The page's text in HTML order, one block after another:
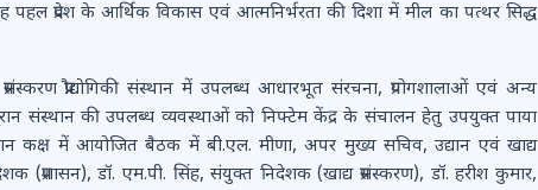
पहल प्रदेश के आर्थिक विकास एवं आत्मनिर्भरता की दिशा में मील का पत्थर सिद्ध
प्रौद्योगिकी संस्थान में उपलब्ध आधारभूत संरचना, प्रयोगशालाओं एवं अन्य
संस्थान की उपलब्ध व्यवस्थाओं को निफ्टेम केंद्र के संचालन हेतु उपयुक्त पाया
कक्ष में आयोजित बैठक में बी.एल. मीणा, अपर मुख्य सचिव, उद्यान एवं खाद्य
(प्रशासन), डॉ. एम.पी. सिंह, संयुक्त निदेशक (खाद्य प्रसंस्करण), डॉ. हरीश कुमार,